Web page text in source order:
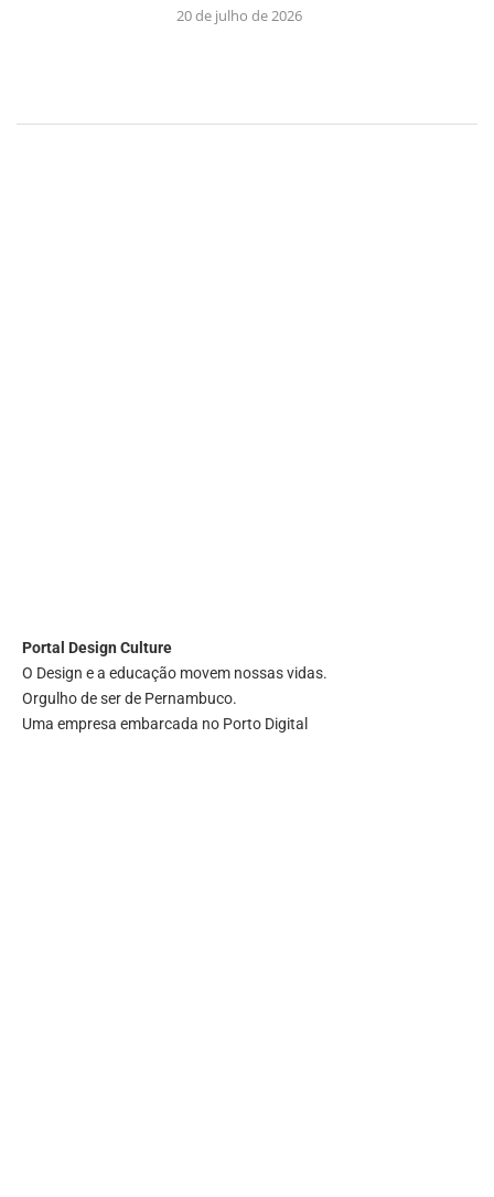
20 de julho de 2026
Portal Design Culture
O Design e a educação movem nossas vidas.
Orgulho de ser de Pernambuco.
Uma empresa embarcada no Porto Digital